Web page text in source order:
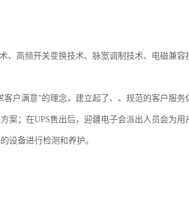
、高频开关变换技术、脉宽调制技术、电磁兼
户满意”的理念，建立起了、、规范的客户服
案；在UPS售出后，迎疆电子会派出人员会为
设备进行检测和养护。